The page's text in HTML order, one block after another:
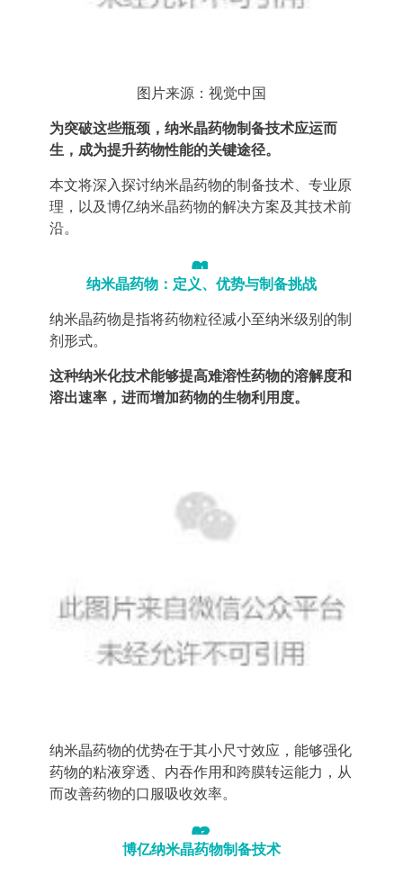
图片来源：视觉中国
为突破这些瓶颈，纳米晶药物制备技术应运而
生，成为提升药物性能的关键途径。
本文将深入探讨纳米晶药物的制备技术、专业原
理，以及博亿纳米晶药物的解决方案及其技术前
沿。
01
纳米晶药物：定义、优势与制备挑战
纳米晶药物是指将药物粒径减小至纳米级别的制
剂形式。
这种纳米化技术能够提高难溶性药物的溶解度和
溶出速率，进而增加药物的生物利用度。
纳米晶药物的优势在于其小尺寸效应，能够强化
药物的粘液穿透、内吞作用和跨膜转运能力，从
而改善药物的口服吸收效率。
02
博亿纳米晶药物制备技术